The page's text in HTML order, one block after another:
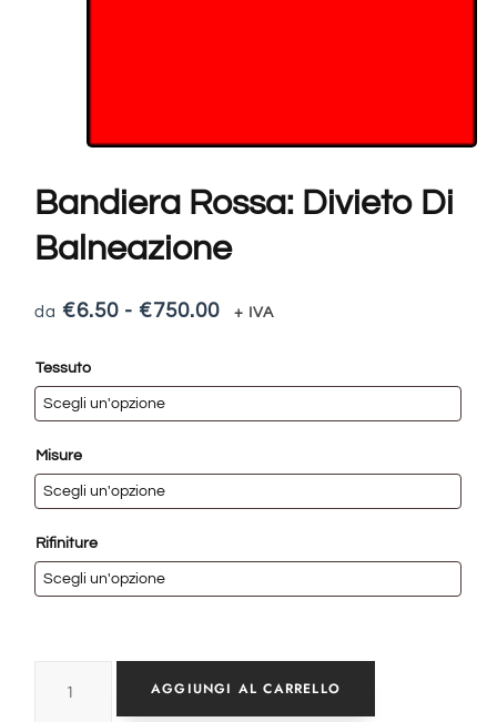
Bandiera Rossa: Divieto Di
Balneazione
€6.50 - €750.00 + IVA
Tessuto
Misure
Rifiniture
AGGIUNGI AL CARRELLO